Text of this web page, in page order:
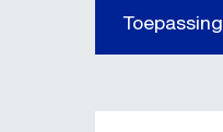
Toepassing